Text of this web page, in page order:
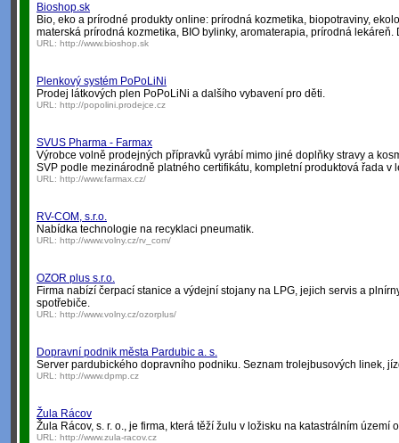
Bioshop.sk
Bio, eko a prírodné produkty online: prírodná kozmetika, biopotraviny,
materská prírodná kozmetika, BIO bylinky, aromaterapia, prírodná lekáreň.
URL: http://www.bioshop.sk
Plenkový systém PoPoLiNi
Prodej látkových plen PoPoLiNi a dalšího vybavení pro děti.
URL: http://popolini.prodejce.cz
SVUS Pharma - Farmax
Výrobce volně prodejných přípravků vyrábí mimo jiné doplňky stravy a
SVP podle mezinárodně platného certifikátu, kompletní produktová řada v
URL: http://www.farmax.cz/
RV-COM, s.r.o.
Nabídka technologie na recyklaci pneumatik.
URL: http://www.volny.cz/rv_com/
OZOR plus s.r.o.
Firma nabízí čerpací stanice a výdejní stojany na LPG, jejich servis a
spotřebiče.
URL: http://www.volny.cz/ozorplus/
Dopravní podnik města Pardubic a. s.
Server pardubického dopravního podniku. Seznam trolejbusových linek,
URL: http://www.dpmp.cz
Žula Rácov
Žula Rácov, s. r. o., je firma, která těží žulu v ložisku na katastrálním území
URL: http://www.zula-racov.cz